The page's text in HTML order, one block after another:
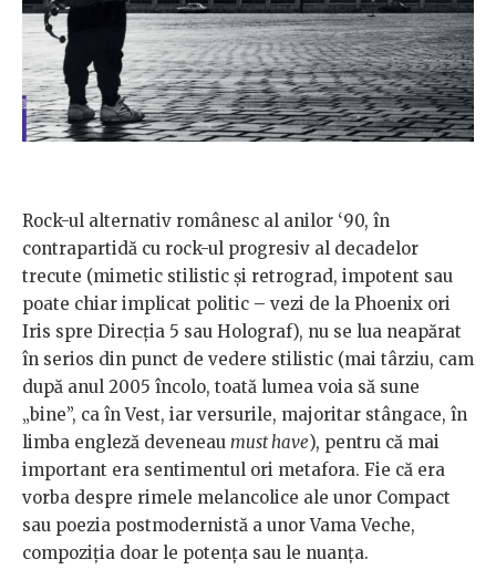
Rock-ul alternativ românesc al anilor ‘90, în
contrapartidă cu rock-ul progresiv al decadelor
trecute (mimetic stilistic și retrograd, impotent sau
poate chiar implicat politic – vezi de la Phoenix ori
Iris spre Direcția 5 sau Holograf), nu se lua neapărat
în serios din punct de vedere stilistic (mai târziu, cam
după anul 2005 încolo, toată lumea voia să sune
„bine”, ca în Vest, iar versurile, majoritar stângace, în
limba engleză deveneau must have), pentru că mai
important era sentimentul ori metafora. Fie că era
vorba despre rimele melancolice ale unor Compact
sau poezia postmodernistă a unor Vama Veche,
compoziția doar le potența sau le nuanța.